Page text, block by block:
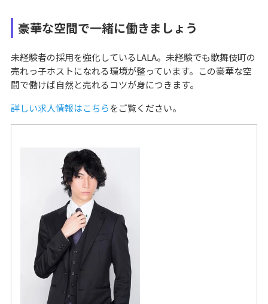
豪華な空間で一緒に働きましょう
未経験者の採用を強化しているLALA。未経験でも歌舞伎町の
売れっ子ホストになれる環境が整っています。この豪華な空
間で働けば自然と売れるコツが身につきます。
詳しい求人情報はこちらをご覧ください。